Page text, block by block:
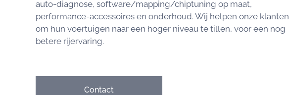
auto-diagnose, software/mapping/chiptuning op maat,
performance-accessoires en onderhoud. Wij helpen onze klanten
om hun voertuigen naar een hoger niveau te tillen, voor een nog
betere rijervaring.
Contact